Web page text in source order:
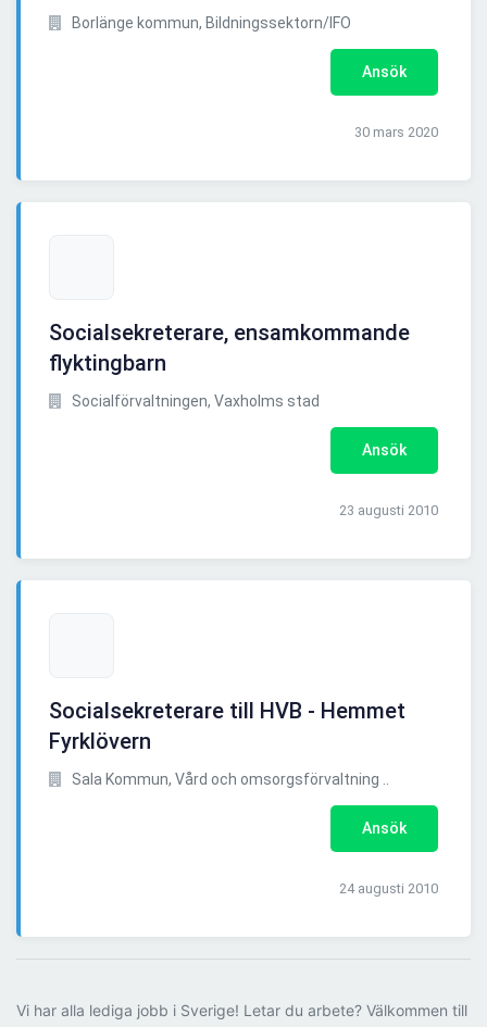
Borlänge kommun, Bildningssektorn/IFO
Ansök
30 mars 2020
Socialsekreterare, ensamkommande
flyktingbarn
Socialförvaltningen, Vaxholms stad
Ansök
23 augusti 2010
Socialsekreterare till HVB - Hemmet
Fyrklövern
Sala Kommun, Vård och omsorgsförvaltning ..
Ansök
24 augusti 2010
Vi har alla lediga jobb i Sverige! Letar du arbete? Välkommen till